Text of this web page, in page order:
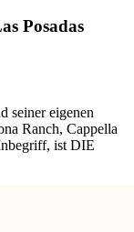
Posadas
seiner eigenen
Ranch, Cappella
ist DIE